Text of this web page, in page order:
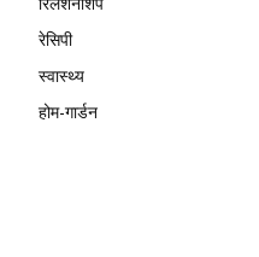
रेसिपी
स्वास्थ्य
होम-गार्डन